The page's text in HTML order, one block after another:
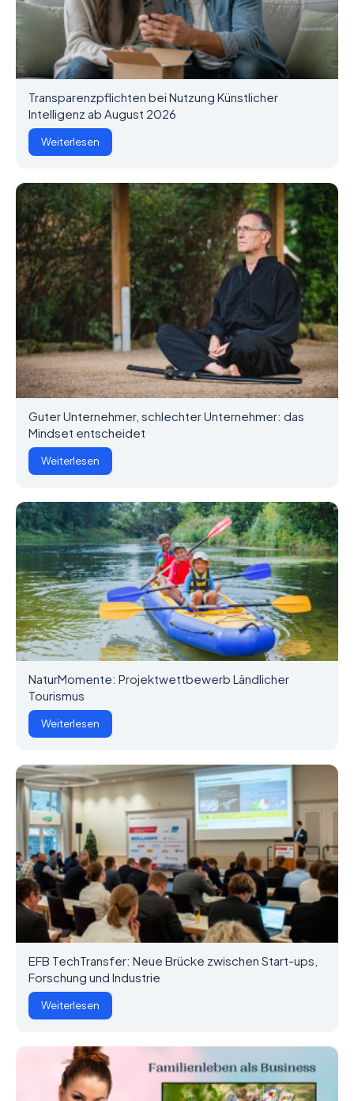
Transparenzpflichten bei Nutzung Künstlicher
Intelligenz ab August 2026
Weiterlesen
Guter Unternehmer, schlechter Unternehmer: das
Mindset entscheidet
Weiterlesen
NaturMomente: Projektwettbewerb Ländlicher
Tourismus
Weiterlesen
EFB TechTransfer: Neue Brücke zwischen Start-ups,
Forschung und Industrie
Weiterlesen